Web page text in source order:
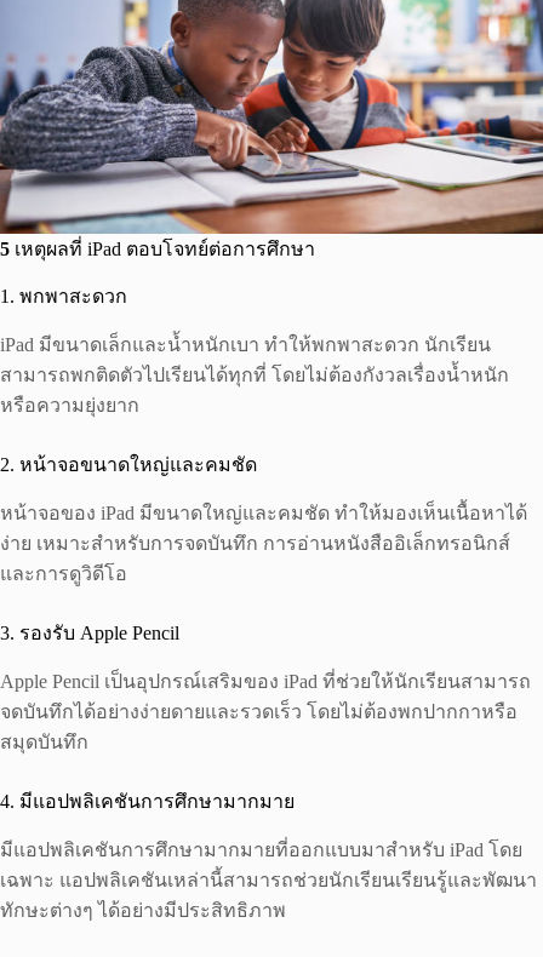
5 เหตุผลที่ iPad ตอบโจทย์ต่อการศึกษา
1. พกพาสะดวก
iPad มีขนาดเล็กและน้ำหนักเบา ทำให้พกพาสะดวก นักเรียน
สามารถพกติดตัวไปเรียนได้ทุกที่ โดยไม่ต้องกังวลเรื่องน้ำหนัก
หรือความยุ่งยาก
2. หน้าจอขนาดใหญ่และคมชัด
หน้าจอของ iPad มีขนาดใหญ่และคมชัด ทำให้มองเห็นเนื้อหาได้
ง่าย เหมาะสำหรับการจดบันทึก การอ่านหนังสืออิเล็กทรอนิกส์
และการดูวิดีโอ
3. รองรับ Apple Pencil
Apple Pencil เป็นอุปกรณ์เสริมของ iPad ที่ช่วยให้นักเรียนสามารถ
จดบันทึกได้อย่างง่ายดายและรวดเร็ว โดยไม่ต้องพกปากกาหรือ
สมุดบันทึก
4. มีแอปพลิเคชันการศึกษามากมาย
มีแอปพลิเคชันการศึกษามากมายที่ออกแบบมาสำหรับ iPad โดย
เฉพาะ แอปพลิเคชันเหล่านี้สามารถช่วยนักเรียนเรียนรู้และพัฒนา
ทักษะต่างๆ ได้อย่างมีประสิทธิภาพ